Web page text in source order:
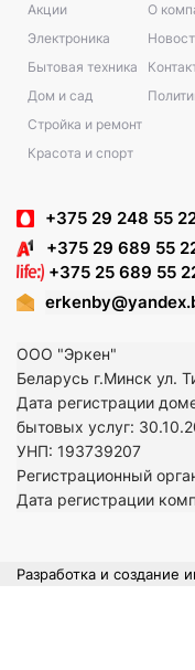
Акции
Электроника
Бытовая техника
Дом и сад
Стройка и ремонт
Красота и спорт
О
+375 29 248 55
+375 29 689 55
+375 25 689 55
ООО "Эркен"
Беларусь г.Минск ул.
Дата регистрации
бытовых услуг:
УНП: 193739207
Регистрационный
Дата регистрации
Разработка и создание